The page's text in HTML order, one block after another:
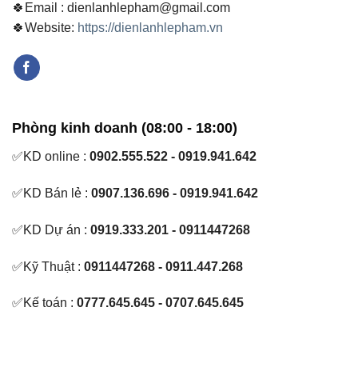
🍀Email : dienlanhlepham@gmail.com
🍀Website: https://dienlanhlepham.vn
Phòng kinh doanh (08:00 - 18:00)
✅KD online : 0902.555.522 - 0919.941.642
✅KD Bán lẻ : 0907.136.696 - 0919.941.642
✅KD Dự án : 0919.333.201 - 0911447268
✅Kỹ Thuật : 0911447268 - 0911.447.268
✅Kế toán : 0777.645.645 - 0707.645.645